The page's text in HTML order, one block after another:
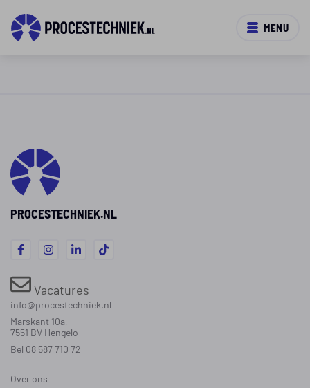
MENU
PROCESTECHNIEK.NL
Vacatures
info@procestechniek.nl
Marskant 10a,
7551 BV Hengelo
Bel 08 587 710 72
Over ons